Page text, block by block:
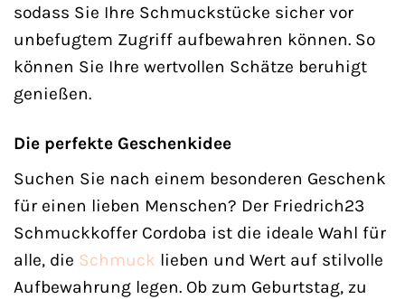
sodass Sie Ihre Schmuckstücke sicher vor
unbefugtem Zugriff aufbewahren können. So
können Sie Ihre wertvollen Schätze beruhigt
genießen.
Die perfekte Geschenkidee
Suchen Sie nach einem besonderen Geschenk
für einen lieben Menschen? Der Friedrich23
Schmuckkoffer Cordoba ist die ideale Wahl für
alle, die Schmuck lieben und Wert auf stilvolle
Aufbewahrung legen. Ob zum Geburtstag, zu